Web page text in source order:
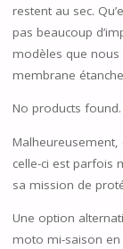
restent au sec.
pas beaucoup
modèles que nous
membrane
No products found.
celle-ci est parfois
sa mission de
Une option
moto mi-saison en